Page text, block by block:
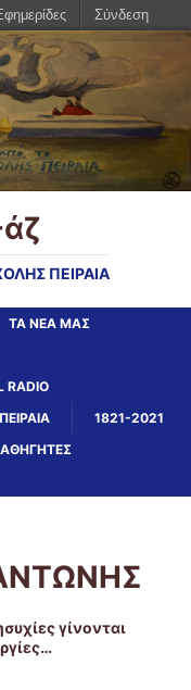
ΠΕΙΡΑΙΑ
ΤΑ ΝΕΑ ΜΑΣ
RADIO
1821-2021
γίνονται
Σύνδεση